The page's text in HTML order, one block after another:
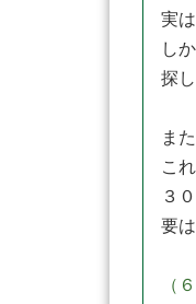
実
し
探
ま
こ
３
要
（